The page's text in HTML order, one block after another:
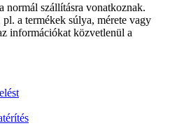
normál szállításra vonatkoznak.
a termékek súlya, mérete vagy
információkat közvetlenül a